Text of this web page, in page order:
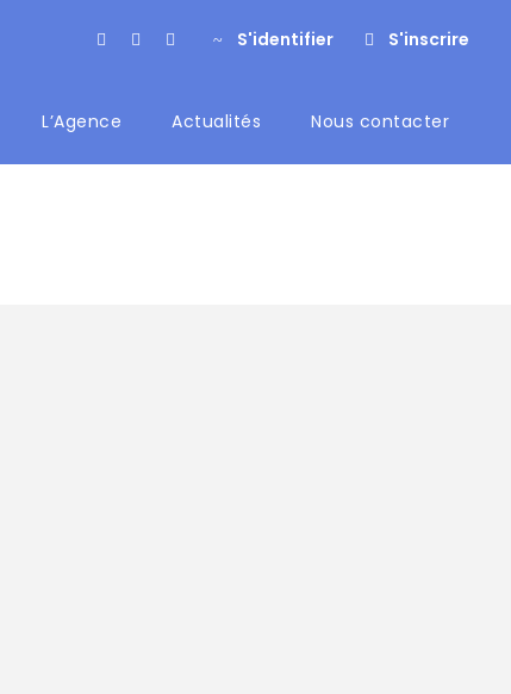
S'identifier S'inscrire
L’Agence Actualités Nous contacter